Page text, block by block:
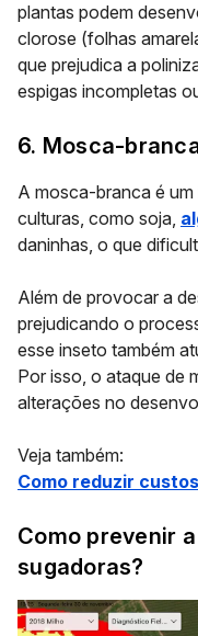
plantas podem
clorose (folhas
que prejudica a
espigas incompletas
6. Mosca-
A mosca-branca é
culturas, como soja,
daninhas, o que
Além de provocar a
prejudicando o
esse inseto também
Por isso, o ataque de
alterações no
Veja também:
Como reduzir
Como prevenir
sugadoras?